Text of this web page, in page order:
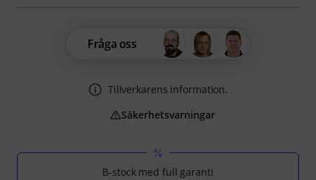
B-stock med full garanti
Fråga oss
Tillverkarens information.
Säkerhetsvarningar